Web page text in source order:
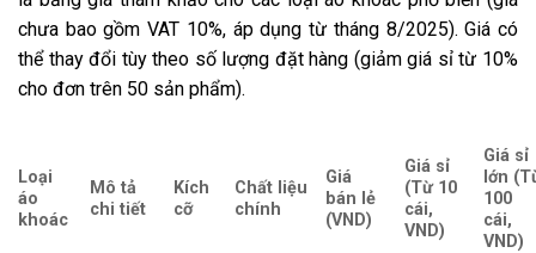
chưa bao gồm VAT 10%, áp dụng từ tháng 8/2025). Giá có
thể thay đổi tùy theo số lượng đặt hàng (giảm giá sỉ từ 10%
cho đơn trên 50 sản phẩm).
Loại
áo
khoác
Mô tả
chi tiết
Kích
cỡ
Chất liệu
chính
Giá
bán lẻ
(VND)
Giá sỉ
(Từ 10
cái,
VND)
Giá sỉ
lớn
100
cái,
VND)